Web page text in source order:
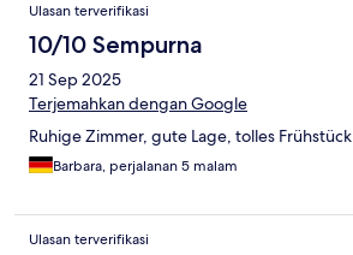
Ulasan terverifikasi
10/10 Sempurna
21 Sep 2025
Terjemahkan dengan Google
Ruhige Zimmer, gute Lage, tolles Frühstück
Barbara, perjalanan 5 malam
Ulasan terverifikasi